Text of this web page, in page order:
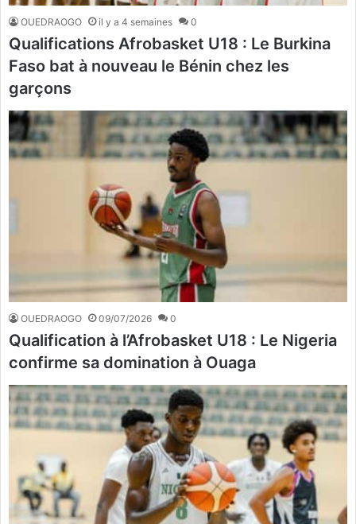
OUEDRAOGO il y a 4 semaines 0
Qualifications Afrobasket U18 : Le Burkina
Faso bat à nouveau le Bénin chez les
garçons
OUEDRAOGO 09/07/2026 0
Qualification à l’Afrobasket U18 : Le Nigeria
confirme sa domination à Ouaga